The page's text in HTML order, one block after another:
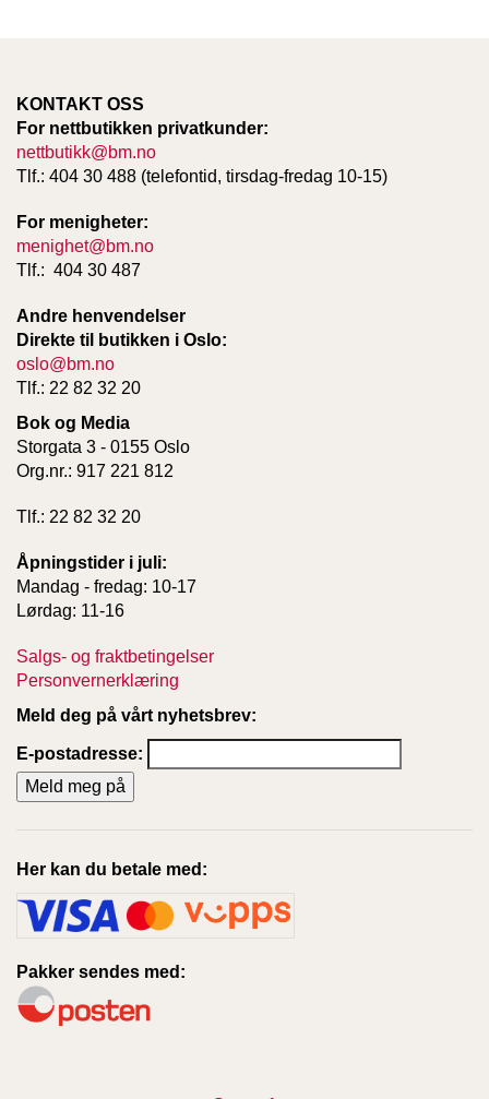
KONTAKT OSS
For nettbutikken privatkunder:
nettbutikk@bm.no
Tlf.: 404 30 488 (telefontid, tirsdag-fredag 10-15)
For menigheter:
menighet@bm.no
Tlf.: 404 30 487
Andre henvendelser
Direkte til butikken i Oslo:
oslo@bm.no
Tlf.: 22 82 32 20
Bok og Media
Storgata 3 - 0155 Oslo
Org.nr.: 917 221 812
Tlf.: 22 82 32 20
Åpningstider i juli:
Mandag - fredag: 10-17
Lørdag: 11-16
Salgs- og fraktbetingelser
Personvernerklæring
Meld deg på vårt nyhetsbrev:
E-postadresse:
Her kan du betale med:
Pakker sendes med: